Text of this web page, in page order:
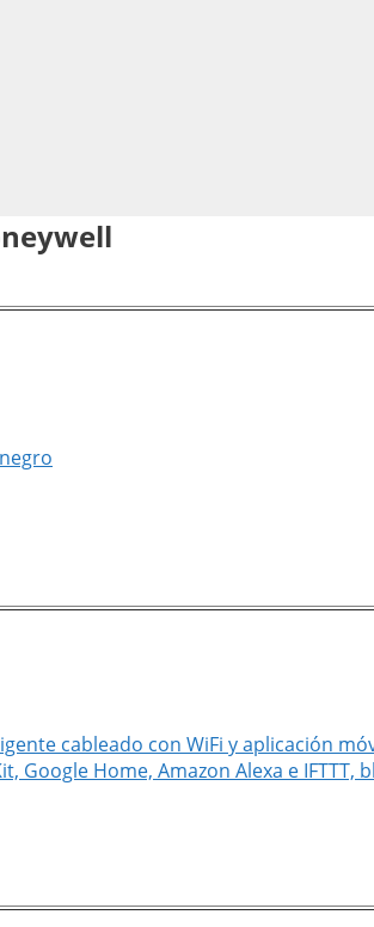
cableado con WiFi y aplicación
Home, Amazon Alexa e IFTTT,